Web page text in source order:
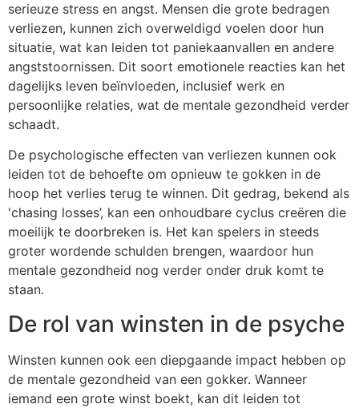
serieuze stress en angst. Mensen die grote bedragen
verliezen, kunnen zich overweldigd voelen door hun
situatie, wat kan leiden tot paniekaanvallen en andere
angststoornissen. Dit soort emotionele reacties kan het
dagelijks leven beïnvloeden, inclusief werk en
persoonlijke relaties, wat de mentale gezondheid verder
schaadt.
De psychologische effecten van verliezen kunnen ook
leiden tot de behoefte om opnieuw te gokken in de
hoop het verlies terug te winnen. Dit gedrag, bekend als
'chasing losses’, kan een onhoudbare cyclus creëren die
moeilijk te doorbreken is. Het kan spelers in steeds
groter wordende schulden brengen, waardoor hun
mentale gezondheid nog verder onder druk komt te
staan.
De rol van winsten in de psyche
Winsten kunnen ook een diepgaande impact hebben op
de mentale gezondheid van een gokker. Wanneer
iemand een grote winst boekt, kan dit leiden tot